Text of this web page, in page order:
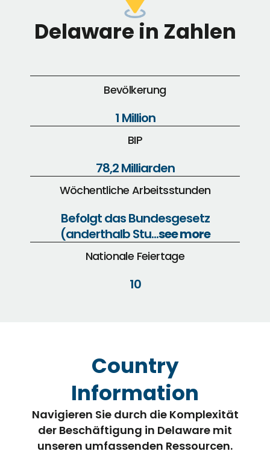
Delaware in Zahlen
Bevölkerung
1 Million
BIP
78,2 Milliarden
Wöchentliche Arbeitsstunden
Befolgt das Bundesgesetz
(anderthalb Stu...see more
Nationale Feiertage
10
Country
Information
Navigieren Sie durch die Komplexität
der Beschäftigung in Delaware mit
unseren umfassenden Ressourcen.